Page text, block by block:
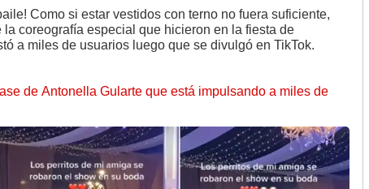
Como si estar vestidos con terno no fuera suficiente,
coreografía especial que hicieron en la fiesta de
a miles de usuarios luego que se divulgó en TikTok.
de Antonella Gularte que está impulsando a miles de